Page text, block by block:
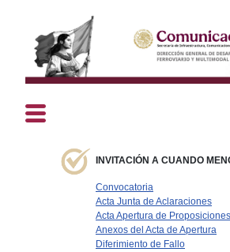
INVITACIÓN A CUANDO
Convocatoria
Acta Junta de Aclaraciones
Acta Apertura de
Anexos del Acta de Apertura
Diferimiento de Fallo